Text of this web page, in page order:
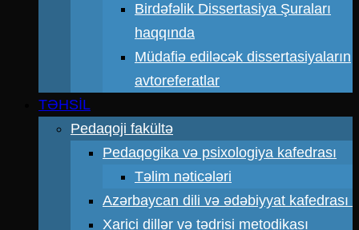
Birdəfəlik Dissertasiya Şuraları
haqqında
Müdafiə ediləcək dissertasiyaların
avtoreferatlar
TƏHSİL
Pedaqoji fakültə
Pedaqogika və psixologiya kafedrası
Təlim nəticələri
Azərbaycan dili və ədəbiyyat kafedrası
Xarici dillər və tədrisi metodikası